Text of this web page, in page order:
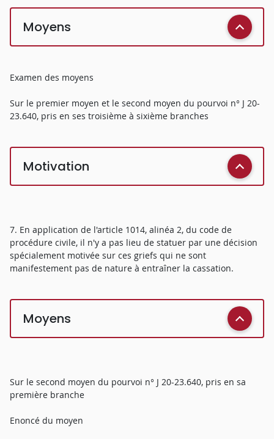
Moyens
Examen des moyens
Sur le premier moyen et le second moyen du pourvoi n° J 20-
23.640, pris en ses troisième à sixième branches
Motivation
7. En application de l'article 1014, alinéa 2, du code de
procédure civile, il n'y a pas lieu de statuer par une décision
spécialement motivée sur ces griefs qui ne sont
manifestement pas de nature à entraîner la cassation.
Moyens
Sur le second moyen du pourvoi n° J 20-23.640, pris en sa
première branche
Enoncé du moyen